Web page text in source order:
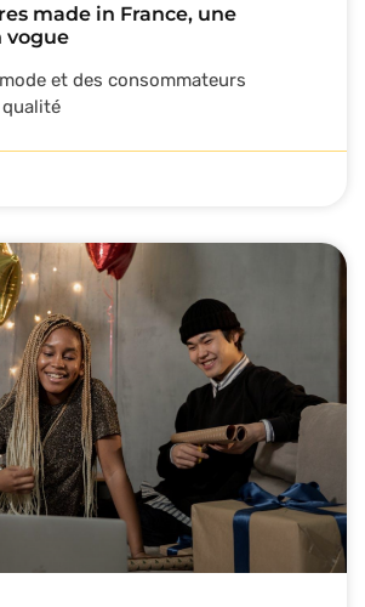
made in France, une
vogue
et des consommateurs